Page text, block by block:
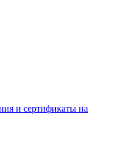
и сертификаты на